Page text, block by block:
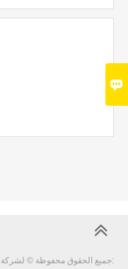
جميع الحقوق محفوظة © لشركة
